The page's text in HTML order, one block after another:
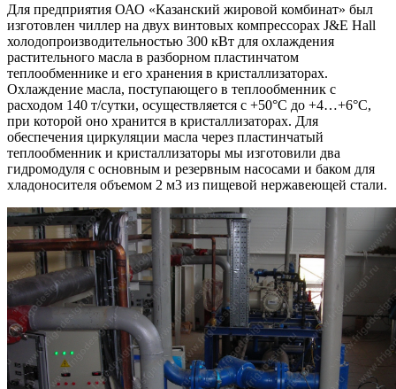
Для предприятия ОАО «Казанский жировой комбинат» был
изготовлен чиллер на двух винтовых компрессорах J&E Hall
холодопроизводительностью 300 кВт для охлаждения
растительного масла в разборном пластинчатом
теплообменнике и его хранения в кристаллизаторах.
Охлаждение масла, поступающего в теплообменник с
расходом 140 т/сутки, осуществляется с +50°С до +4…+6°С,
при которой оно хранится в кристаллизаторах. Для
обеспечения циркуляции масла через пластинчатый
теплообменник и кристаллизаторы мы изготовили два
гидромодуля с основным и резервным насосами и баком для
хладоносителя объемом 2 м3 из пищевой нержавеющей стали.